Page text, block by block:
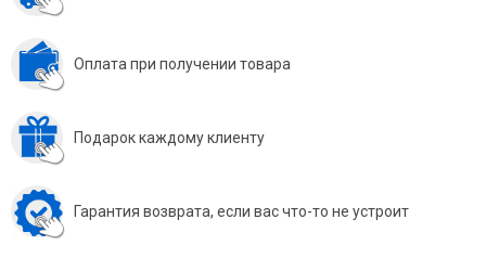
Оплата при получении товара
Подарок каждому клиенту
Гарантия возврата, если вас что-то не устроит